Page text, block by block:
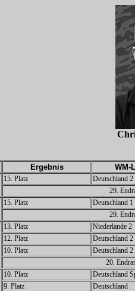
Ergebnis WM-
15. Platz
Deutschland 2
29.
15. Platz
Deutschland 1
29.
13. Platz
Niederlande 2
12. Platz
Deutschland
10. Platz
Deutschland 2
20.
10. Platz
Deutschland
9. Platz
Deutschland